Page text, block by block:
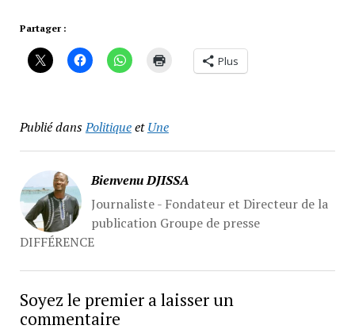
Partager :
Plus
Publié dansPolitiqueetUne
Bienvenu DJISSA
Journaliste - Fondateur et Directeur de la
publication Groupe de presse
DIFFÉRENCE
Soyez le premier a laisser un
commentaire